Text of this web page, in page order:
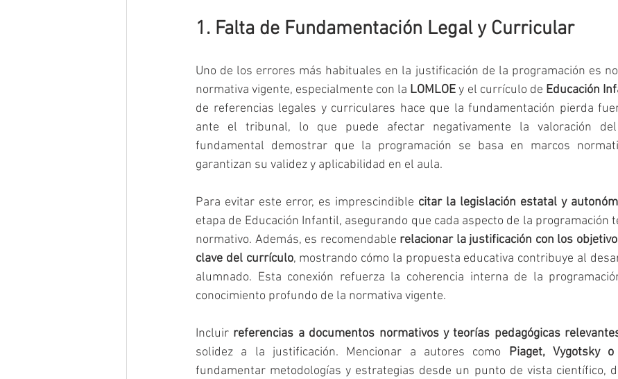
1. Falta de Fundamentación Legal y Curricular
Uno de los errores más habituales en la justificación de la programación es
normativa vigente, especialmente con la LOMLOE y el currículo de Educación
de referencias legales y curriculares hace que la fundamentación pierda
ante el tribunal, lo que puede afectar negativamente la valoración del
fundamental demostrar que la programación se basa en marcos
garantizan su validez y aplicabilidad en el aula.
Para evitar este error, es imprescindible citar la legislación estatal y
etapa de Educación Infantil, asegurando que cada aspecto de la programación
normativo. Además, es recomendable relacionar la justificación con los
clave del currículo, mostrando cómo la propuesta educativa contribuye al
alumnado. Esta conexión refuerza la coherencia interna de la
conocimiento profundo de la normativa vigente.
Incluir referencias a documentos normativos y teorías pedagógicas
solidez a la justificación. Mencionar a autores como Piaget, Vygotsky
fundamentar metodologías y estrategias desde un punto de vista científico,